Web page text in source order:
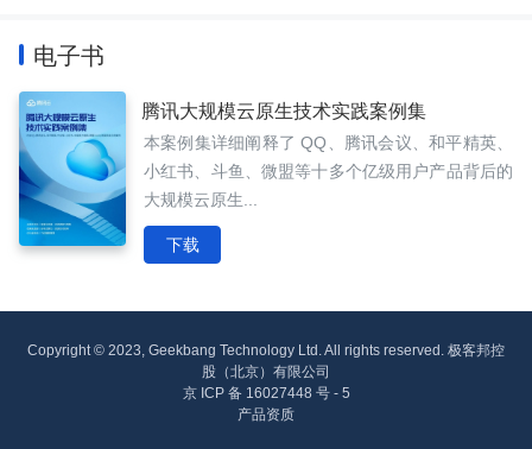
电子书
腾讯大规模云原生技术实践案例集
本案例集详细阐释了 QQ、腾讯会议、和平精英、
小红书、斗鱼、微盟等十多个亿级用户产品背后的
大规模云原生...
下载
Copyright © 2023, Geekbang Technology Ltd. All rights reserved. 极客邦控
股（北京）有限公司
京 ICP 备 16027448 号 - 5
产品资质